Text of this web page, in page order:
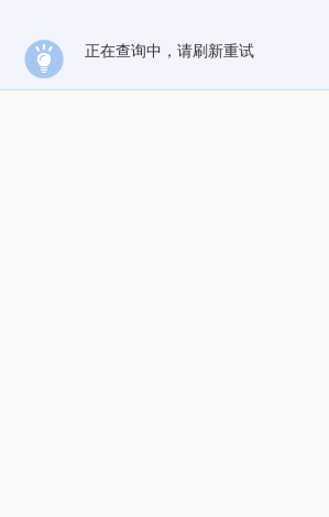
正在查询中，请刷新重试